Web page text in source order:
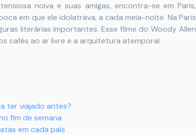
noiva e suas amigas, encontra-se em Paris,
em que ele idolatrava, a cada meia-noite. Na Paris
literárias importantes. Esse filme do Woody Allen
cafés ao ar livre e a arquitetura atemporal.
ter viajado antes?
fim de semana
em cada país